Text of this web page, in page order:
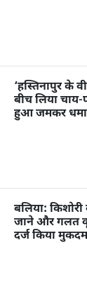
‘हस्तिनापुर के
बीच लिया
हुआ जमकर
बलिया:
जाने और गलत
दर्ज किया